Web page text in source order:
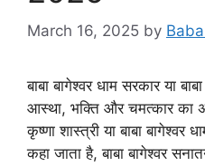
March 16, 2025 by
बाबा बागेश्वर धाम सरकार या
आस्था, भक्ति और चमत्कार का
कृष्णा शास्त्री या बाबा बागेश्वर
कहा जाता है, बाबा बागेश्वर